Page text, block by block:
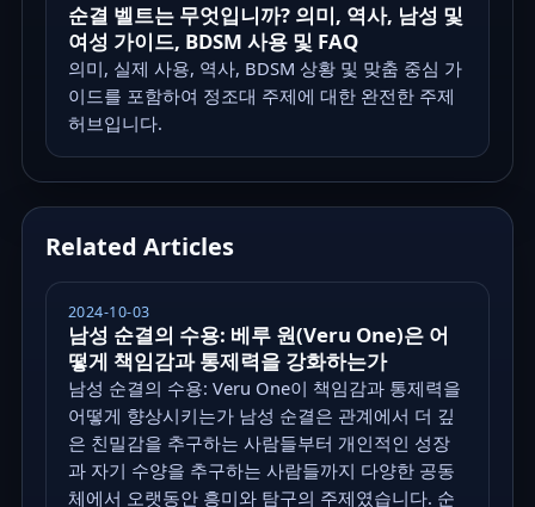
순결 벨트는 무엇입니까? 의미, 역사, 남성 및
여성 가이드, BDSM 사용 및 FAQ
의미, 실제 사용, 역사, BDSM 상황 및 맞춤 중심 가
이드를 포함하여 정조대 주제에 대한 완전한 주제
허브입니다.
Related Articles
2024-10-03
남성 순결의 수용: 베루 원(Veru One)은 어
떻게 책임감과 통제력을 강화하는가
남성 순결의 수용: Veru One이 책임감과 통제력을
어떻게 향상시키는가 남성 순결은 관계에서 더 깊
은 친밀감을 추구하는 사람들부터 개인적인 성장
과 자기 수양을 추구하는 사람들까지 다양한 공동
체에서 오랫동안 흥미와 탐구의 주제였습니다. 순